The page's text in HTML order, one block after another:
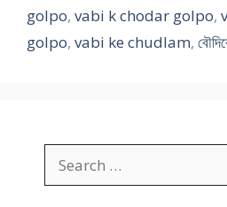
golpo, vabi k chodar golpo,
golpo, vabi ke chudlam,
for: